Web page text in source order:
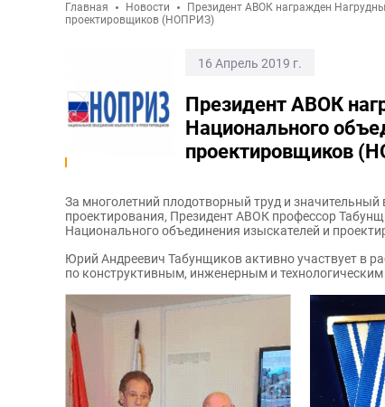
Главная Новости
Президент АВОК награжден
проектировщиков (НОПРИЗ)
16 Апрель 2019 г.
Президент АВОК
Национального
проектировщиков
За многолетний плодотворный труд и значительный
проектирования, Президент АВОК профессор
Национального объединения изыскателей и
Юрий Андреевич Табунщиков активно участвует в
по конструктивным, инженерным и технологическим